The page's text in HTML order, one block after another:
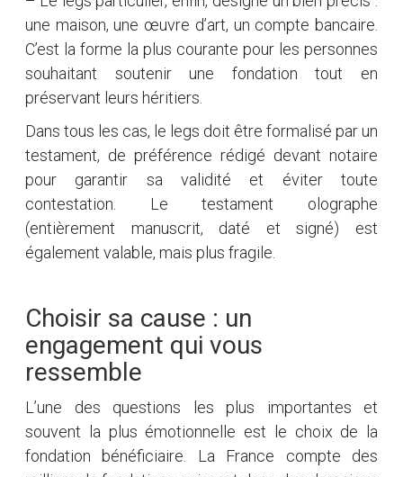
une maison, une œuvre d’art, un compte bancaire.
C’est la forme la plus courante pour les personnes
souhaitant soutenir une fondation tout en
préservant leurs héritiers.
Dans tous les cas, le legs doit être formalisé par un
testament, de préférence rédigé devant notaire
pour garantir sa validité et éviter toute
contestation. Le testament olographe
(entièrement manuscrit, daté et signé) est
également valable, mais plus fragile.
Choisir sa cause : un
engagement qui vous
ressemble
L’une des questions les plus importantes et
souvent la plus émotionnelle est le choix de la
fondation bénéficiaire. La France compte des